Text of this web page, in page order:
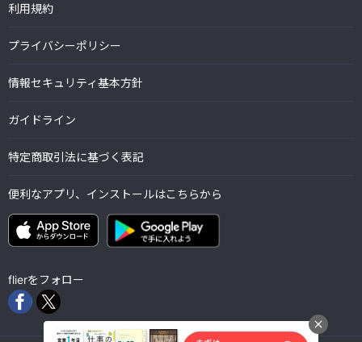
利用規約
プライバシーポリシー
情報セキュリティ基本方針
ガイドライン
特定商取引法に基づく表記
便利なアプリ、インストールはこちらから
flierをフォロー